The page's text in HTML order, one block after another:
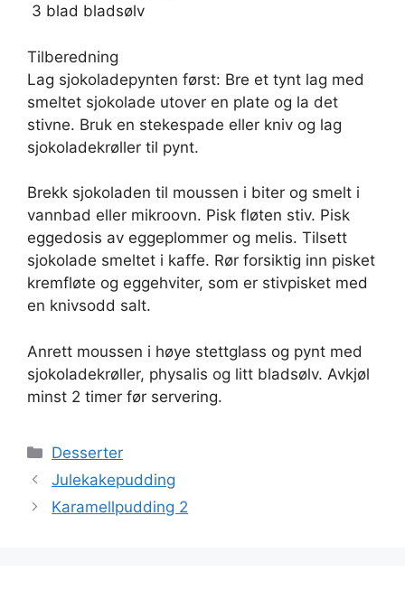
 3 blad bladsølv
Tilberedning
Lag sjokoladepynten først: Bre et tynt lag med
smeltet sjokolade utover en plate og la det
stivne. Bruk en stekespade eller kniv og lag
sjokoladekrøller til pynt.
Brekk sjokoladen til moussen i biter og smelt i
vannbad eller mikroovn. Pisk fløten stiv. Pisk
eggedosis av eggeplommer og melis. Tilsett
sjokolade smeltet i kaffe. Rør forsiktig inn pisket
kremfløte og eggehviter, som er stivpisket med
en knivsodd salt.
Anrett moussen i høye stettglass og pynt med
sjokoladekrøller, physalis og litt bladsølv. Avkjøl
minst 2 timer før servering.
Kategorier
Desserter
Julekakepudding
Karamellpudding 2